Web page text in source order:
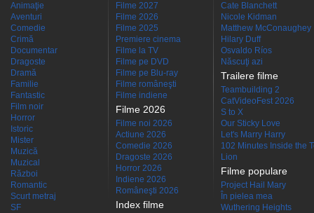
Animaţie
Aventuri
Comedie
Crimă
Documentar
Dragoste
Dramă
Familie
Fantastic
Film noir
Horror
Istoric
Mister
Muzică
Muzical
Război
Romantic
Scurt metraj
SF
Filme 2027
Filme 2026
Filme 2025
Premiere cinema
Filme la TV
Filme pe DVD
Filme pe Blu-ray
Filme româneşti
Filme indiene
Filme 2026
Filme noi 2026
Actiune 2026
Comedie 2026
Dragoste 2026
Horror 2026
Indiene 2026
Româneşti 2026
Index filme
Cate Blanchett
Nicole Kidman
Matthew McConaughey
Hilary Duff
Osvaldo Ríos
Născuţi azi
Trailere filme
Teambuilding 2
CatVideoFest 2026
S to X
Our Sticky Love
Let's Marry Harry
102 Minutes Inside the
Lion
Filme populare
Project Hail Mary
În pielea mea
Wuthering Heights